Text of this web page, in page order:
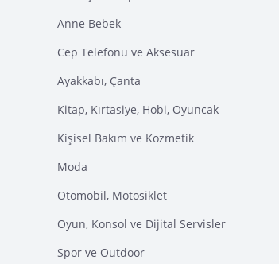
Anne Bebek
Cep Telefonu ve Aksesuar
Ayakkabı, Çanta
Kitap, Kırtasiye, Hobi, Oyuncak
Kişisel Bakım ve Kozmetik
Moda
Otomobil, Motosiklet
Oyun, Konsol ve Dijital Servisler
Spor ve Outdoor